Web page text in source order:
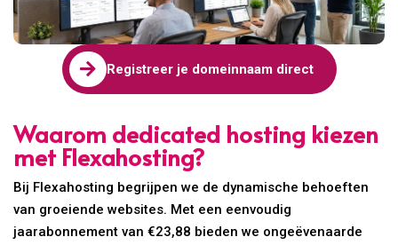
 Registreer je domeinnaam direct
Waarom dedicated hosting kiezen
met Flexahosting?
Bij Flexahosting begrijpen we de dynamische behoeften
van groeiende websites. Met een eenvoudig
jaarabonnement van €23,88 bieden we ongeëvenaarde